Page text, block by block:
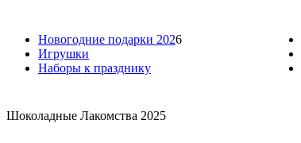
Новогодние подарки 2026
Игрушки
Наборы к празднику
Шоколадные Лакомства 2025